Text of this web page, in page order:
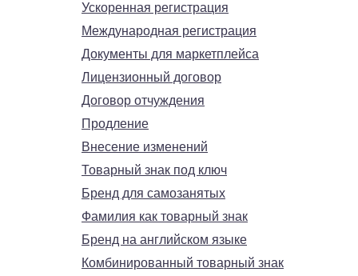
Ускоренная регистрация
Международная регистрация
Документы для маркетплейса
Лицензионный договор
Договор отчуждения
Продление
Внесение изменений
Товарный знак под ключ
Бренд для самозанятых
Фамилия как товарный знак
Бренд на английском языке
Комбинированный товарный знак